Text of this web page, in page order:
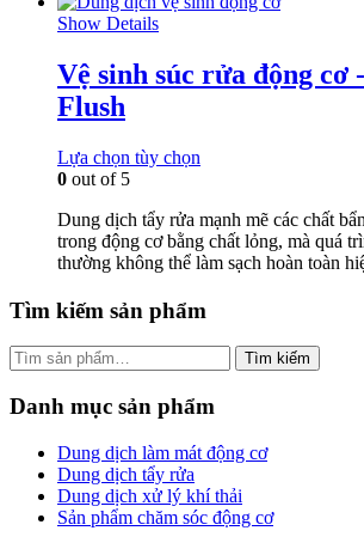
Show Details
Vệ sinh súc rửa động cơ
Flush
Lựa chọn tùy chọn
0 out of 5
Dung dịch tẩy rửa mạnh mẽ các chất
trong động cơ bằng chất lỏng, mà quá
thường không thể làm sạch hoàn toàn
Tìm kiếm sản phẩm
Tìm
kiếm:
Tìm kiếm
Danh mục sản phẩm
Dung dịch làm mát động cơ
Dung dịch tẩy rửa
Dung dịch xử lý khí thải
Sản phẩm chăm sóc động cơ